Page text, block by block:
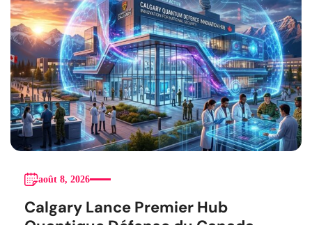
août 8, 2026
Calgary Lance Premier Hub